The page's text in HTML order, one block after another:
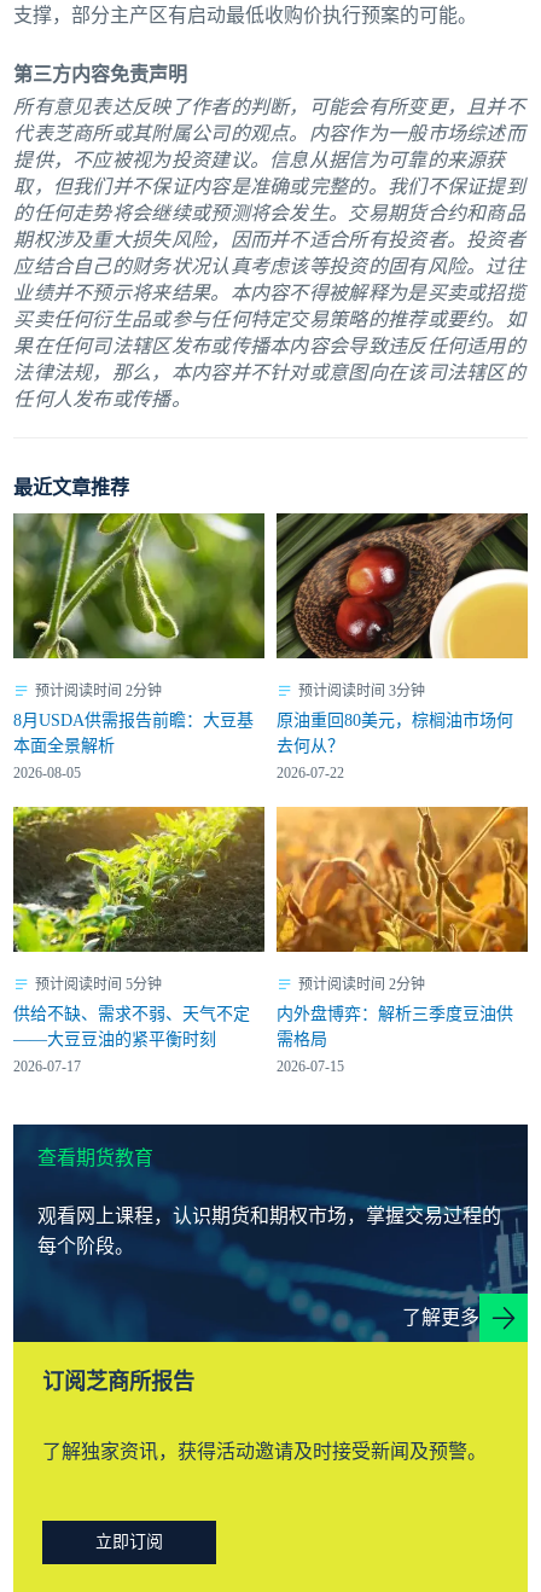
支撑，部分主产区有启动最低收购价执行预案的可能。
第三方内容免责声明
所有意见表达反映了作者的判断，可能会有所变更，且并不
代表芝商所或其附属公司的观点。内容作为一般市场综述而
提供，不应被视为投资建议。信息从据信为可靠的来源获
取，但我们并不保证内容是准确或完整的。我们不保证提到
的任何走势将会继续或预测将会发生。交易期货合约和商品
期权涉及重大损失风险，因而并不适合所有投资者。投资者
应结合自己的财务状况认真考虑该等投资的固有风险。过往
业绩并不预示将来结果。本内容不得被解释为是买卖或招揽
买卖任何衍生品或参与任何特定交易策略的推荐或要约。如
果在任何司法辖区发布或传播本内容会导致违反任何适用的
法律法规，那么，本内容并不针对或意图向在该司法辖区的
任何人发布或传播。
最近文章推荐
预计阅读时间 2分钟
8月USDA供需报告前瞻：大豆基
本面全景解析
2026-08-05
预计阅读时间 3分钟
原油重回80美元，棕榈油市场何
去何从？
2026-07-22
预计阅读时间 5分钟
供给不缺、需求不弱、天气不定
——大豆豆油的紧平衡时刻
2026-07-17
预计阅读时间 2分钟
内外盘博弈：解析三季度豆油供
需格局
2026-07-15
查看期货教育
观看网上课程，认识期货和期权市场，掌握交易过程的
每个阶段。
了解更多
订阅芝商所报告
了解独家资讯，获得活动邀请及时接受新闻及预警。
立即订阅